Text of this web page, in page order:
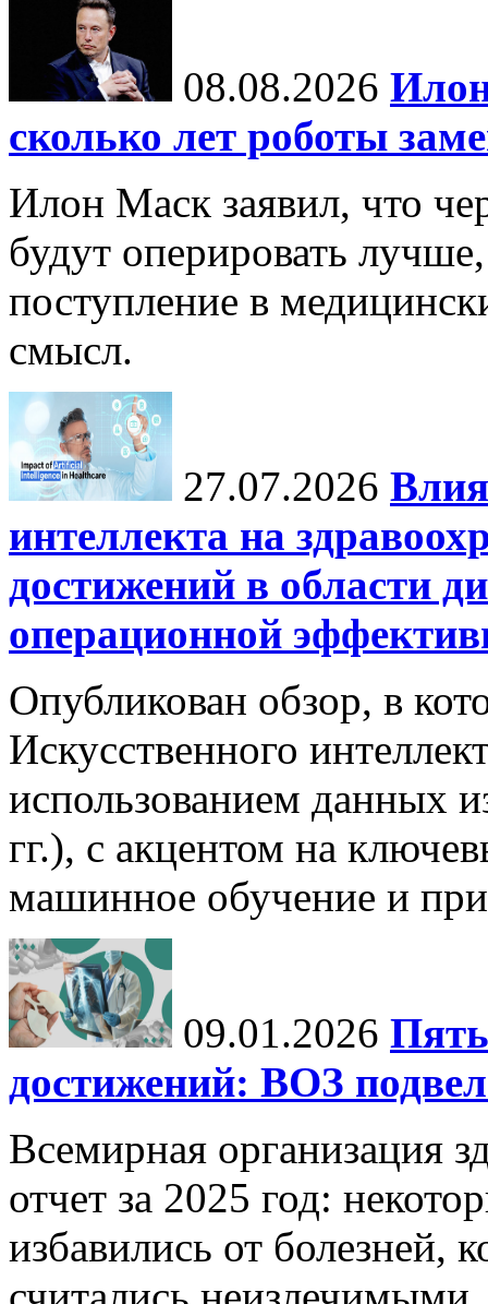
08.08.2026
сколько лет роботы
Илон Маск заявил, что
будут оперировать
поступление в
смысл.
27.07.2026
интеллекта на
достижений в области
операционной
Опубликован обзор, в
Искусственного
использованием данных
гг.), с акцентом на
машинное обучение и
09.01.2026
достижений: ВОЗ
Всемирная организация
отчет за 2025 год:
избавились от болезней,